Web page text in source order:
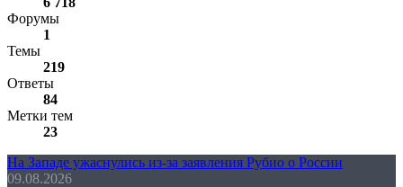
Форумы
1
Темы
219
Ответы
84
Метки тем
23
На Западе ужаснулись из-за заявления Рубио о России
09.08.2026